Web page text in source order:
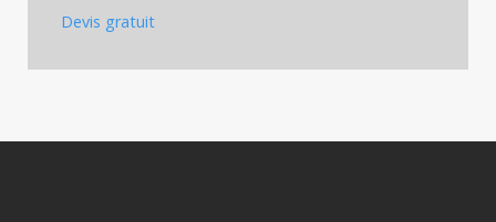
Devis gratuit